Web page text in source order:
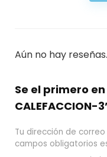
Aún no hay reseñas.
Se el primero
CALEFACCION-
Tu dirección de
campos obligatorios